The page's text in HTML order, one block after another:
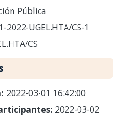
Pública
2022-UGEL.HTA/CS-1
CS
2022-03-01 16:42:00
2022-03-02